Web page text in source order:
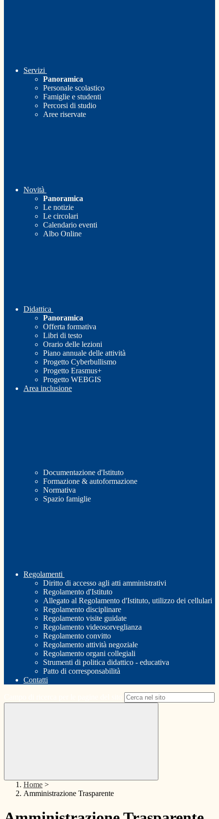
Servizi
Panoramica
Personale scolastico
Famiglie e studenti
Percorsi di studio
Aree riservate
Novità
Panoramica
Le notizie
Le circolari
Calendario eventi
Albo Online
Didattica
Panoramica
Offerta formativa
Libri di testo
Orario delle lezioni
Piano annuale delle attività
Progetto Cyberbullismo
Progetto Erasmus+
Progetto WEBGIS
Area inclusione
Documentazione d'Istituto
Formazione & autoformazione
Normativa
Spazio famiglie
Regolamenti
Diritto di accesso agli atti amministrativi
Regolamento d'Istituto
Allegato al Regolamento d'Istituto, utilizzo dei cellulari
Regolamento disciplinare
Regolamento visite guidate
Regolamento videosorveglianza
Regolamento convitto
Regolamento attività negoziale
Regolamento organi collegiali
Strumenti di politica didattico - educativa
Patto di corresponsabilità
Contatti
Home >
Amministrazione Trasparente